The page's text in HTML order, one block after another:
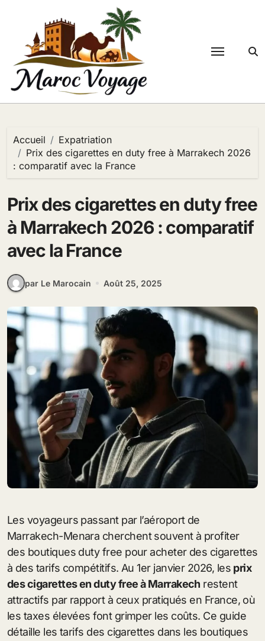
Accueil
Expatriation
Prix des cigarettes en duty free à Marrakech 2026
: comparatif avec la France
Prix des cigarettes en duty free
à Marrakech 2026 : comparatif
avec la France
par Le Marocain Août 25, 2025
Les voyageurs passant par l’aéroport de
Marrakech-Menara cherchent souvent à profiter
des boutiques duty free pour acheter des cigarettes
à des tarifs compétitifs. Au 1er janvier 2026, les prix
des cigarettes en duty free à Marrakech restent
attractifs par rapport à ceux pratiqués en France, où
les taxes élevées font grimper les coûts. Ce guide
détaille les tarifs des cigarettes dans les boutiques